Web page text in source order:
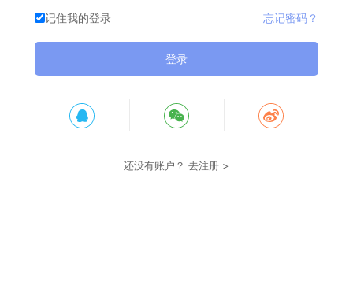
记住我的登录 忘记密码？
登录
还没有账户？ 去注册 >